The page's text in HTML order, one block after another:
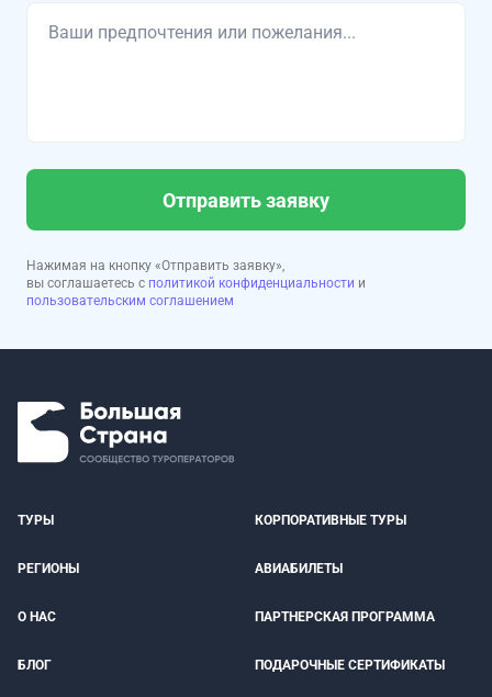
Отправить заявку
Нажимая на кнопку «Отправить заявку»,
вы соглашаетесь с политикой конфиденциальности и
пользовательским соглашением
ТУРЫ КОРПОРАТИВНЫЕ ТУРЫ
РЕГИОНЫ АВИАБИЛЕТЫ
О НАС ПАРТНЕРСКАЯ ПРОГРАММА
БЛОГ ПОДАРОЧНЫЕ СЕРТИФИКАТЫ